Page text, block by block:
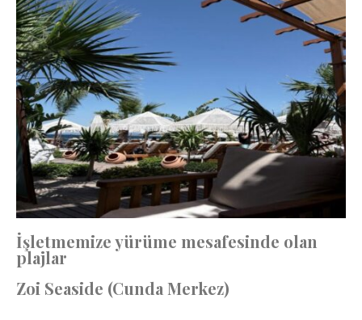
İşletmemize yürüme mesafesinde olan
plajlar
Zoi Seaside (Cunda Merkez)